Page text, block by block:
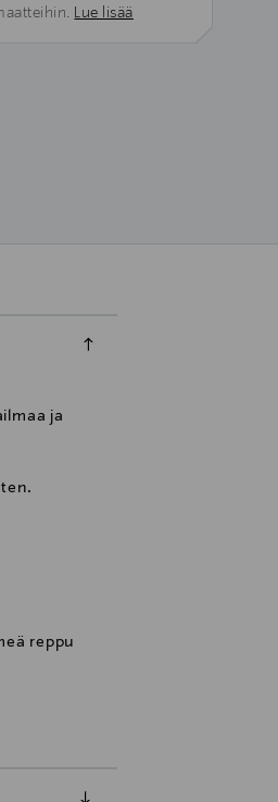
Lue lisää
ja
reppu